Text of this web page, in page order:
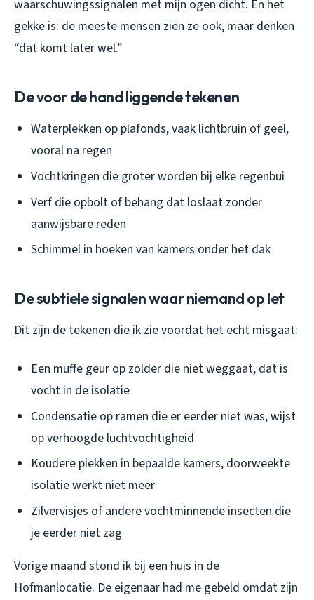
waarschuwingssignalen met mijn ogen dicht. En het
gekke is: de meeste mensen zien ze ook, maar denken
“dat komt later wel.”
De voor de hand liggende tekenen
Waterplekken op plafonds, vaak lichtbruin of geel,
vooral na regen
Vochtkringen die groter worden bij elke regenbui
Verf die opbolt of behang dat loslaat zonder
aanwijsbare reden
Schimmel in hoeken van kamers onder het dak
De subtiele signalen waar niemand op let
Dit zijn de tekenen die ik zie voordat het echt misgaat:
Een muffe geur op zolder die niet weggaat, dat is
vocht in de isolatie
Condensatie op ramen die er eerder niet was, wijst
op verhoogde luchtvochtigheid
Koudere plekken in bepaalde kamers, doorweekte
isolatie werkt niet meer
Zilvervisjes of andere vochtminnende insecten die
je eerder niet zag
Vorige maand stond ik bij een huis in de
Hofmanlocatie. De eigenaar had me gebeld omdat zijn